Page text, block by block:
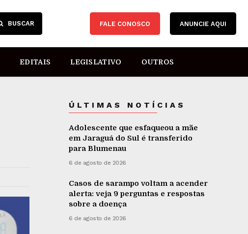
BUSCAR FALE CONOSCO ANUNCIE AQUI
EDITAIS LEGISLATIVO OUTROS
ÚLTIMAS NOTÍCIAS
Adolescente que esfaqueou a mãe
em Jaraguá do Sul é transferido
para Blumenau
6 de agosto de 2026
Casos de sarampo voltam a acender
alerta: veja 9 perguntas e respostas
sobre a doença
6 de agosto de 2026